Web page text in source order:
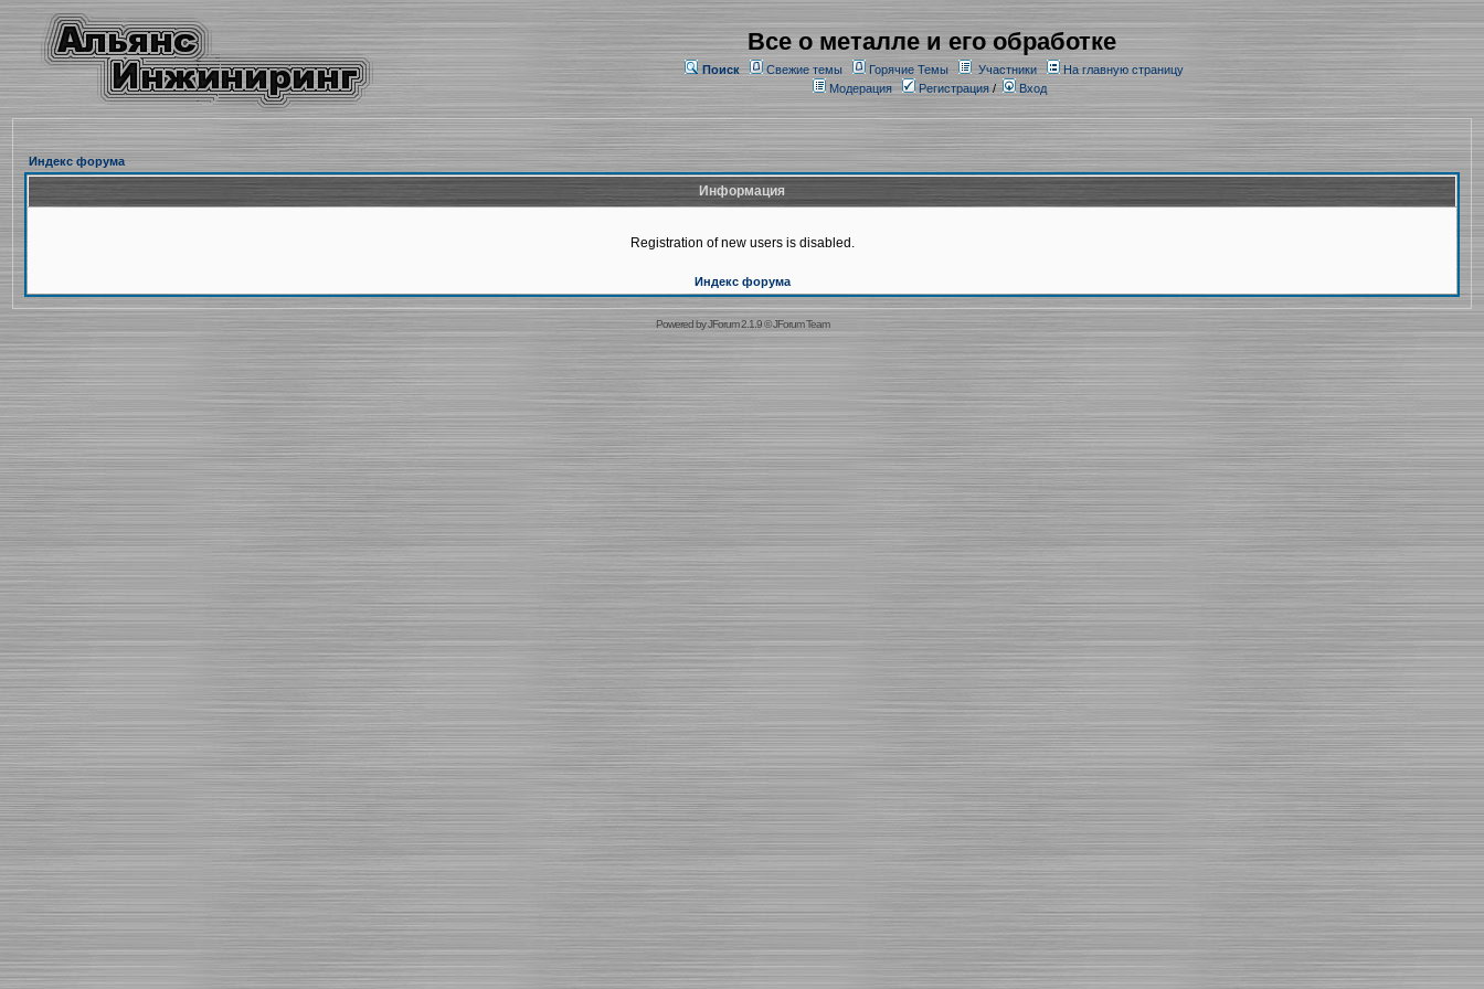
Все о металле и его обработке
Поиск Свежие темы Горячие Темы Участники
На главную страницу
Модерация
Регистрация/ Вход
Индекс форума
Информация
Registration of new users is disabled.
Индекс форума
Powered byJForum 2.1.9©JForum Team